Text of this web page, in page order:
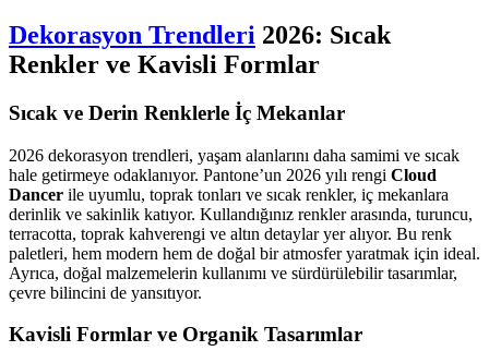
Dekorasyon Trendleri 2026: Sıcak
Renkler ve Kavisli Formlar
Sıcak ve Derin Renklerle İç Mekanlar
2026 dekorasyon trendleri, yaşam alanlarını daha samimi ve sıcak
hale getirmeye odaklanıyor. Pantone’un 2026 yılı rengi Cloud
Dancer ile uyumlu, toprak tonları ve sıcak renkler, iç mekanlara
derinlik ve sakinlik katıyor. Kullandığınız renkler arasında, turuncu,
terracotta, toprak kahverengi ve altın detaylar yer alıyor. Bu renk
paletleri, hem modern hem de doğal bir atmosfer yaratmak için ideal.
Ayrıca, doğal malzemelerin kullanımı ve sürdürülebilir tasarımlar,
çevre bilincini de yansıtıyor.
Kavisli Formlar ve Organik Tasarımlar